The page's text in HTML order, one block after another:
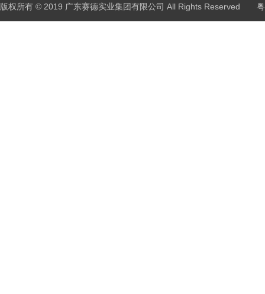
版权所有 © 2019 广东赛德实业集团有限公司 All Rights Reserved